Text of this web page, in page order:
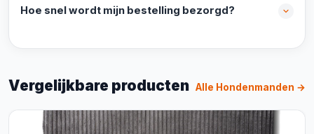
Hoe snel wordt mijn bestelling bezorgd?
Vergelijkbare producten Alle Hondenmanden →